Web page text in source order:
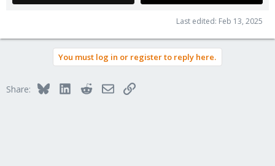
Last edited: Feb 13, 2025
You must log in or register to reply here.
Share: BlueskyLinkedInRedditEmailLink